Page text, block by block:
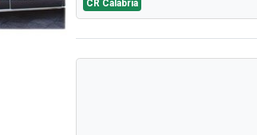
CR Calabria